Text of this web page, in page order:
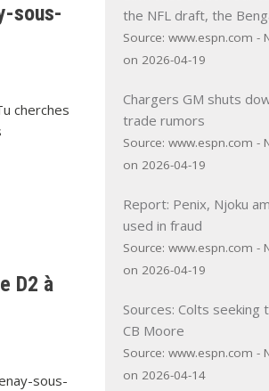
sous-
cherches
D2 à
sous-
the NFL draft, the
Source: www.espn.com -
on 2026-04-19
Chargers GM shuts
trade rumors
Source: www.espn.com -
on 2026-04-19
Report: Penix, Njoku
used in fraud
Source: www.espn.com -
on 2026-04-19
Sources: Colts seeking
CB Moore
Source: www.espn.com -
on 2026-04-14